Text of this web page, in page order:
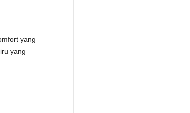
yang
yang